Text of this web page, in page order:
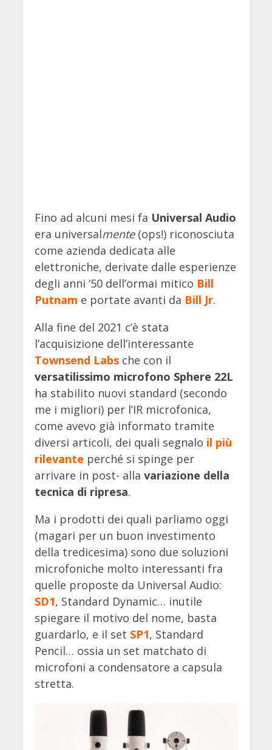
Fino ad alcuni mesi fa Universal Audio
era universalmente(ops!) riconosciuta
come azienda dedicata alle
elettroniche, derivate dalle esperienze
degli anni ‘50 dell’ormai mitico Bill
Putnam e portate avanti da Bill Jr.
Alla fine del 2021 c’è stata
l’acquisizione dell’interessante
Townsend Labs che con il
versatilissimo microfono Sphere 22L
ha stabilito nuovi standard (secondo
me i migliori) per l’IR microfonica,
come avevo già informato tramite
diversi articoli, dei quali segnalo il più
rilevante perché si spinge per
arrivare in post- alla variazione della
tecnica di ripresa.
Ma i prodotti dei quali parliamo oggi
(magari per un buon investimento
della tredicesima) sono due soluzioni
microfoniche molto interessanti fra
quelle proposte da Universal Audio:
SD1, Standard Dynamic… inutile
spiegare il motivo del nome, basta
guardarlo, e il set SP1, Standard
Pencil… ossia un set matchato di
microfoni a condensatore a capsula
stretta.